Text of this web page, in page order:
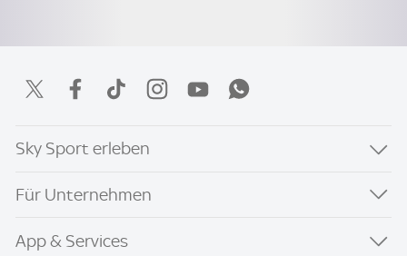
Sky Sport erleben
Für Unternehmen
App & Services